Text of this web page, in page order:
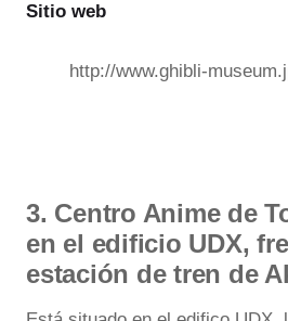
Sitio web
http://www.ghibli-
3. Centro Anime de
en el edificio UDX,
estación de tren de